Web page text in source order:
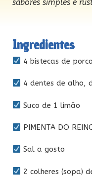
sabores simples e
Ingredientes
4 bistecas de porco
4 dentes de alho,
Suco de 1 limão
PIMENTA DO
Sal a gosto
2 colheres (sopa)